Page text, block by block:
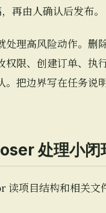
再由人确认后发布。
处理高风险动作。删
权限、创建订单、执
。把边界写在任务说
处理小闭
读项目结构和相关文